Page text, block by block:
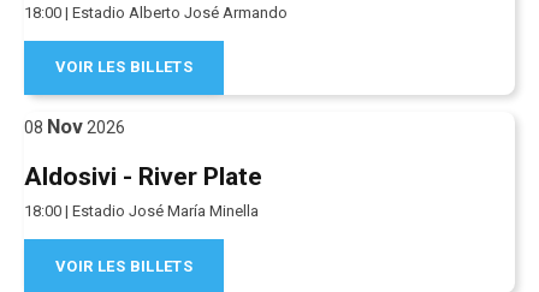
18:00 | Estadio Alberto José Armando
VOIR LES BILLETS
08 Nov 2026
Aldosivi - River Plate
18:00 | Estadio José María Minella
VOIR LES BILLETS